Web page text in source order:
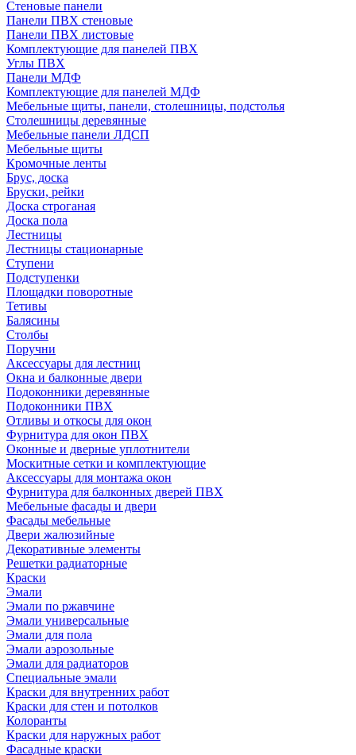
Стеновые панели
Панели ПВХ стеновые
Панели ПВХ листовые
Комплектующие для панелей ПВХ
Углы ПВХ
Панели МДФ
Комплектующие для панелей МДФ
Мебельные щиты, панели, столешницы, подстолья
Столешницы деревянные
Мебельные панели ЛДСП
Мебельные щиты
Кромочные ленты
Брус, доска
Бруски, рейки
Доска строганая
Доска пола
Лестницы
Лестницы стационарные
Ступени
Подступенки
Площадки поворотные
Тетивы
Балясины
Столбы
Поручни
Аксессуары для лестниц
Окна и балконные двери
Подоконники деревянные
Подоконники ПВХ
Отливы и откосы для окон
Фурнитура для окон ПВХ
Оконные и дверные уплотнители
Москитные сетки и комплектующие
Аксессуары для монтажа окон
Фурнитура для балконных дверей ПВХ
Мебельные фасады и двери
Фасады мебельные
Двери жалюзийные
Декоративные элементы
Решетки радиаторные
Краски
Эмали
Эмали по ржавчине
Эмали универсальные
Эмали для пола
Эмали аэрозольные
Эмали для радиаторов
Специальные эмали
Краски для внутренних работ
Краски для стен и потолков
Колоранты
Краски для наружных работ
Фасадные краски